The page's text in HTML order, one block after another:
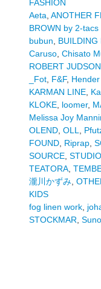
FASHION
Aeta ANOTHER
BROWN by 2-
bubun
BUILDING
Caruso, Chisato
ROBERT JUDSON
_Fot, F&F,
KARMAN LINE,
KLOKE, loomer,
Melissa Joy
OLEND, OLL
FOUND, Riprap,
SOURCE,
TEATORA,
瀧川かずみ,
KIDS
fog linen work,
STOCKMAR